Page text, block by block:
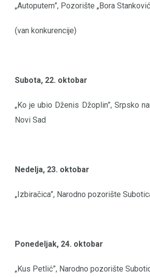
„Autoputem”, Pozorište „Bora
(van konkurencije)
Subota, 22. oktobar
„Ko je ubio Dženis Džoplin”, Srpsko
Novi Sad
Nedelja, 23. oktobar
„Izbiračica”, Narodno pozorište
Ponedeljak, 24. oktobar
„Kus Petlić”, Narodno pozorište